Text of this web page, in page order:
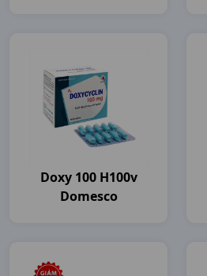
Doxy 100 H100v
Domesco